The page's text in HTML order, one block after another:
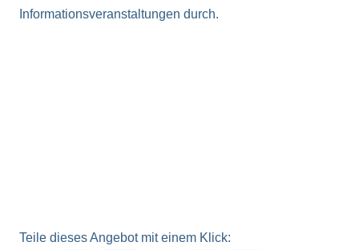
Informationsveranstaltungen durch.
Teile dieses Angebot mit einem Klick: